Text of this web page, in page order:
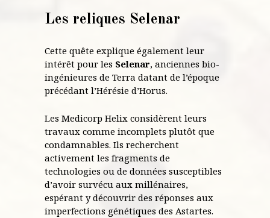
Les reliques Selenar
Cette quête explique également leur
intérêt pour les Selenar, anciennes bio-
ingénieures de Terra datant de l’époque
précédant l’Hérésie d’Horus.
Les Medicorp Helix considèrent leurs
travaux comme incomplets plutôt que
condamnables. Ils recherchent
activement les fragments de
technologies ou de données susceptibles
d’avoir survécu aux millénaires,
espérant y découvrir des réponses aux
imperfections génétiques des Astartes.